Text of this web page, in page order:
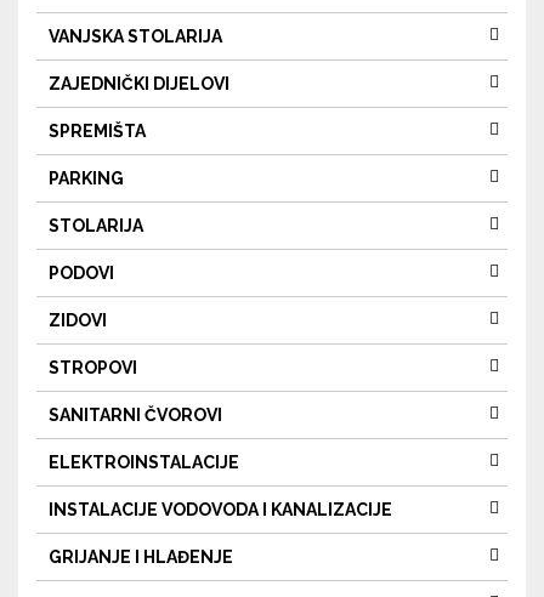
VANJSKA STOLARIJA
ZAJEDNIČKI DIJELOVI
SPREMIŠTA
PARKING
STOLARIJA
PODOVI
ZIDOVI
STROPOVI
SANITARNI ČVOROVI
ELEKTROINSTALACIJE
INSTALACIJE VODOVODA I KANALIZACIJE
GRIJANJE I HLAĐENJE